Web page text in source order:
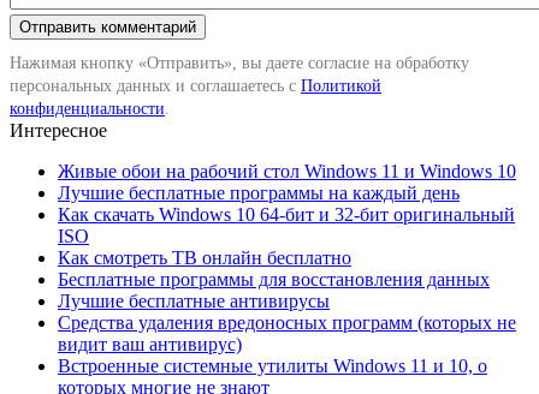
Нажимая кнопку «Отправить», вы даете согласие на обработку
персональных данных и соглашаетесь с Политикой
конфиденциальности
Интересное
Живые обои на рабочий стол Windows 11 и Windows 10
Лучшие бесплатные программы на каждый день
Как скачать Windows 10 64-бит и 32-бит оригинальный
ISO
Как смотреть ТВ онлайн бесплатно
Бесплатные программы для восстановления данных
Лучшие бесплатные антивирусы
Средства удаления вредоносных программ (которых не
видит ваш антивирус)
Встроенные системные утилиты Windows 11 и 10, о
которых многие не знают